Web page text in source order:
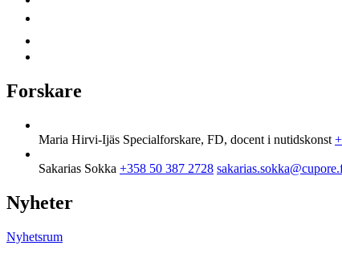
Forskare
Maria Hirvi-Ijäs Specialforskare, FD, docent i nutidskonst
Sakarias Sokka +358 50 387 2728
Nyheter
Nyhetsrum